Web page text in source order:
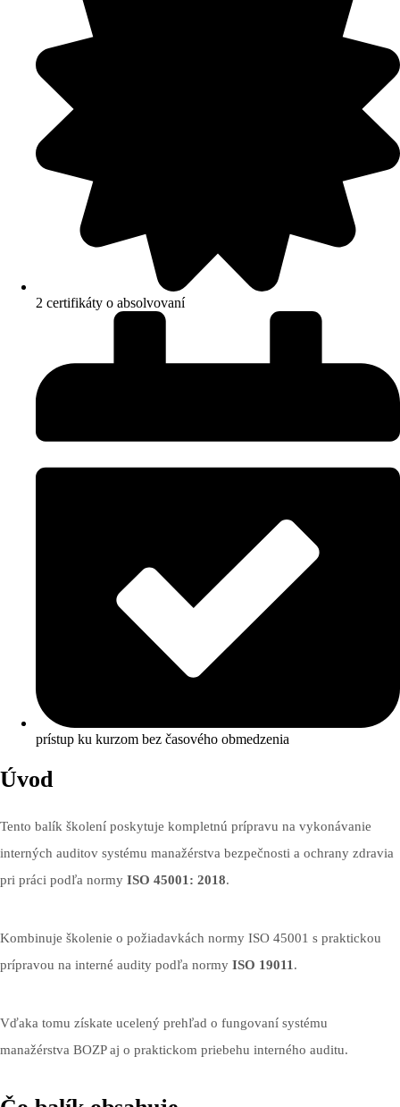
2 certifikáty o absolvovaní
prístup ku kurzom bez časového obmedzenia
Úvod
Tento balík školení poskytuje kompletnú prípravu na vykonávanie
interných auditov systému manažérstva bezpečnosti a ochrany zdravia
pri práci podľa normy ISO 45001: 2018.
Kombinuje školenie o požiadavkách normy ISO 45001 s praktickou
prípravou na interné audity podľa normy ISO 19011 .
Vďaka tomu získate ucelený prehľad o fungovaní systému
manažérstva BOZP aj o praktickom priebehu interného auditu.